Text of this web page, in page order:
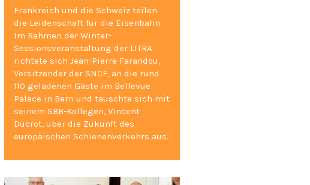
Frankreich und die Schweiz teilen
die Leidenschaft für die Eisenbahn.
Im Rahmen der Winter-
Sessionsveranstaltung der LITRA
richtete sich Jean-Pierre Farandou,
Vorsitzender der SNCF, an die rund
110 geladenen Gäste im Bellevue
Palace in Bern und tauschte sich mit
seinem SBB-Kollegen, Vincent
Ducrot, über die Zukunft des
europäischen Schienenverkehrs aus.